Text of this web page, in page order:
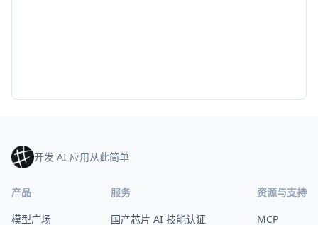
开发 AI 应用从此简单
产品
模型广场
服务
国产芯片 AI 技能认证
资源与支持
MCP